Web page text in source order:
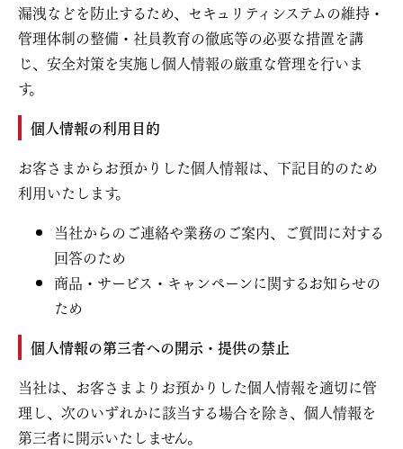
漏洩などを防止するため、セキュリティシステムの維持・
管理体制の整備・社員教育の徹底等の必要な措置を講
じ、安全対策を実施し個人情報の厳重な管理を行いま
す。
個人情報の利用目的
お客さまからお預かりした個人情報は、下記目的のため
利用いたします。
当社からのご連絡や業務のご案内、ご質問に対する
回答のため
商品・サービス・キャンペーンに関するお知らせの
ため
個人情報の第三者への開示・提供の禁止
当社は、お客さまよりお預かりした個人情報を適切に管
理し、次のいずれかに該当する場合を除き、個人情報を
第三者に開示いたしません。